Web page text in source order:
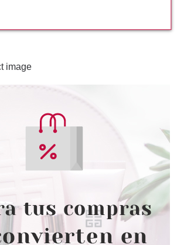
THIERRY MUGLER
MUGLER ANGEL FANTASM EDP
desde
76.50€